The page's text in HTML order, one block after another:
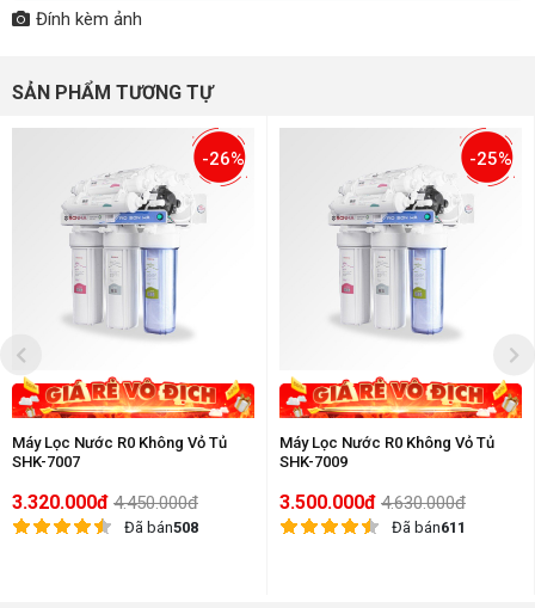
Đính kèm ảnh
SẢN PHẨM TƯƠNG TỰ
-26%
Máy Lọc Nước R0 Không Vỏ Tủ
SHK-7007
3.320.000đ 4.450.000đ
Đã bán508
-25%
Máy Lọc Nước R0 Không Vỏ Tủ
SHK-7009
3.500.000đ 4.630.000đ
Đã bán611